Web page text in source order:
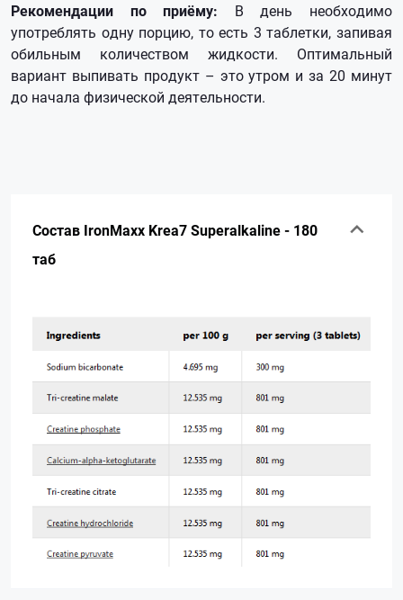
Рекомендации по приёму: В день необходимо
употреблять одну порцию, то есть 3 таблетки, запивая
обильным количеством жидкости. Оптимальный
вариант выпивать продукт – это утром и за 20 минут
до начала физической деятельности.
Состав IronMaxx Krea7 Superalkaline - 180
таб